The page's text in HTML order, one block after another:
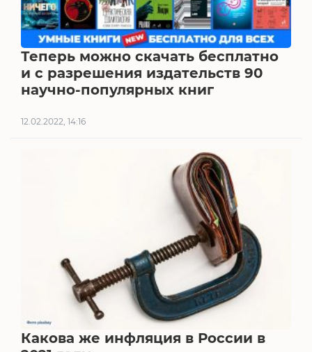
Теперь можно скачать бесплатно
и с разрешения издательств 90
научно-популярных книг
12.02.2022, 14:16
Какова же инфляция в России в